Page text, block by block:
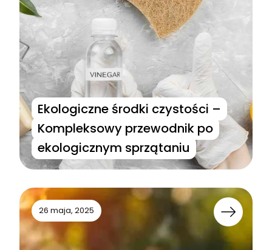
Ekologiczne środki czystości –
Kompleksowy przewodnik po
ekologicznym sprzątaniu
26 maja, 2025